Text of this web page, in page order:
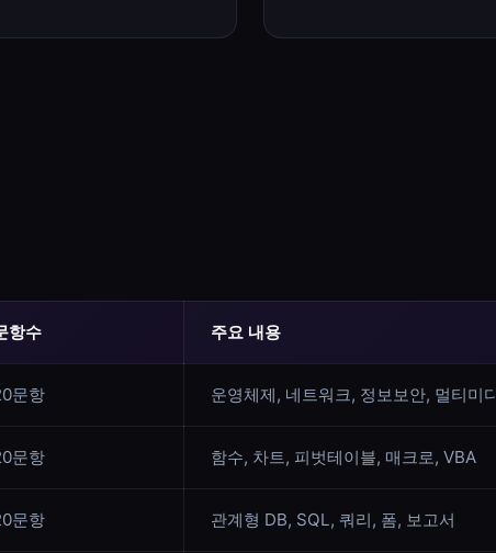
항수 주요 내용
문항 운영체제, 네트워크, 정보보안, 멀티미
문항 함수, 차트, 피벗테이블, 매크로, VBA
문항 관계형 DB, SQL, 쿼리, 폼, 보고서